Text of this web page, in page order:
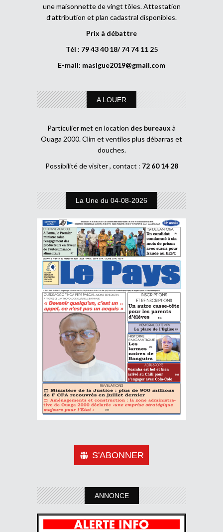
une maisonnette de vingt tôles. Attestation
d’attribution et plan cadastral disponibles.
Prix à débattre
Tél : 79 43 40 18/ 74 74 11 25
E-mail: masigue2019@gmail.com
A LOUER
Particulier met en location des bureaux à
Ouaga 2000. Clim et ventilos plus débarras et
douches.
Possibilité de visiter , contact : 72 60 14 28
La Une du 04-08-2026
S'ABONNER
ANNONCE